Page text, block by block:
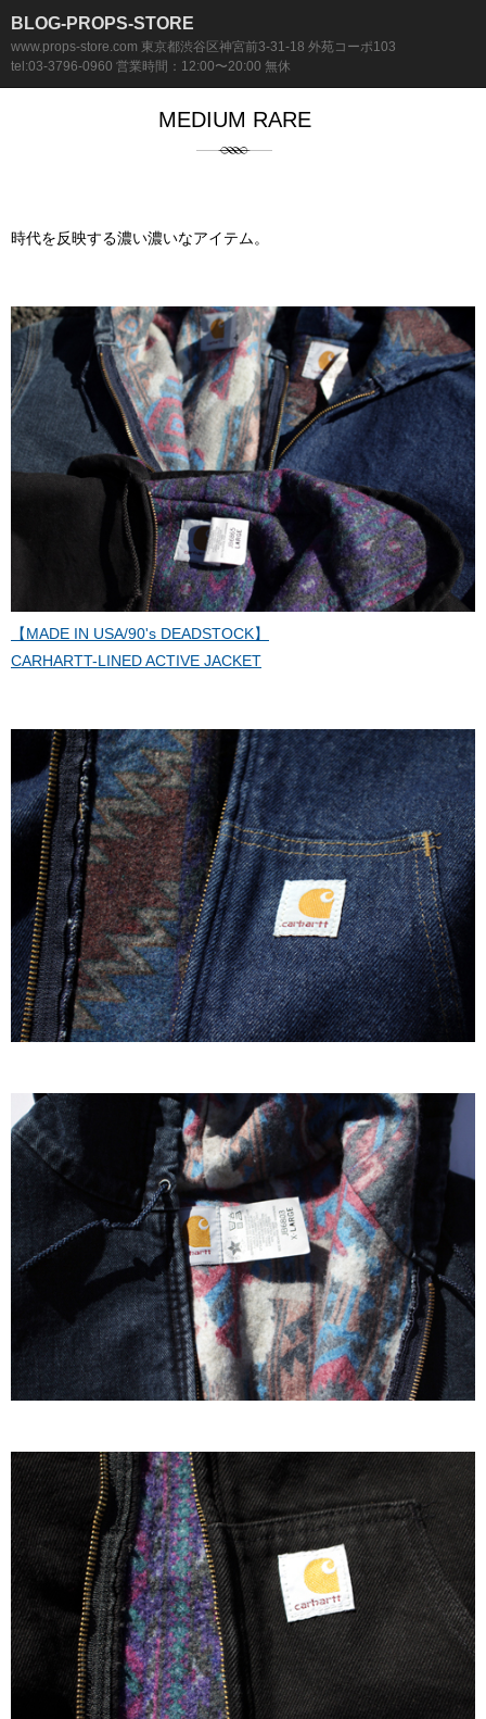
BLOG-PROPS-STORE
www.props-store.com 東京都渋谷区神宮前3-31-18 外苑コーポ103
tel:03-3796-0960 営業時間：12:00〜20:00 無休
MEDIUM RARE
時代を反映する濃い濃いなアイテム。
【MADE IN USA/90's DEADSTOCK】
CARHARTT-LINED ACTIVE JACKET